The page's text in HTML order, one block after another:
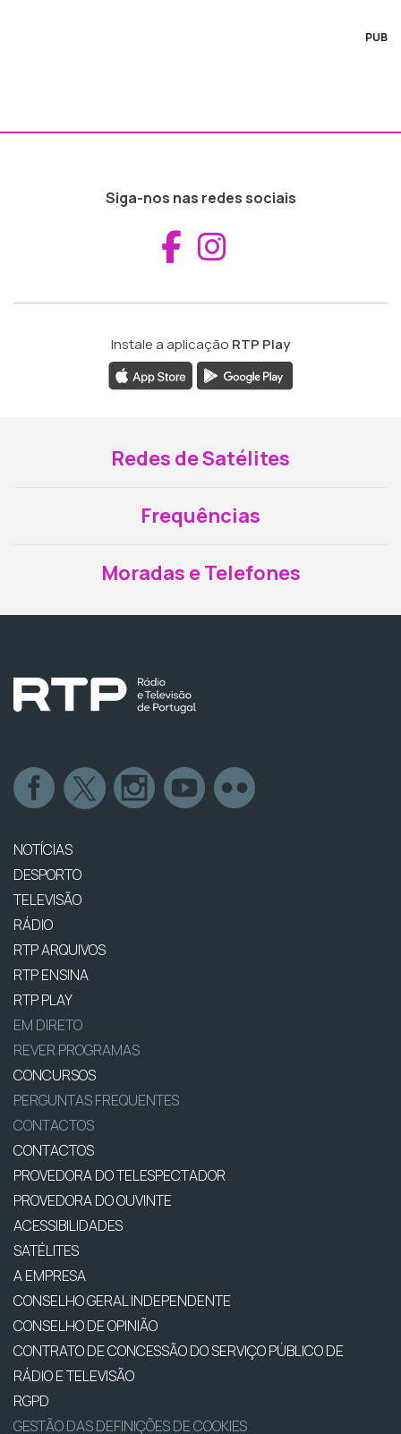
PUB
Siga-nos nas redes sociais
Aceder ao
Instale a aplicação RTP Play
Redes de Satélites
Frequências
Moradas e Telefones
NOTÍCIAS
DESPORTO
TELEVISÃO
RÁDIO
RTP ARQUIVOS
RTP ENSINA
RTP PLAY
EM DIRETO
REVER PROGRAMAS
CONCURSOS
PERGUNTAS FREQUENTES
CONTACTOS
CONTACTOS
PROVEDORA DO TELESPECTADOR
PROVEDORA DO OUVINTE
ACESSIBILIDADES
SATÉLITES
A EMPRESA
CONSELHO GERAL INDEPENDENTE
CONSELHO DE OPINIÃO
CONTRATO DE CONCESSÃO DO SERVIÇO PÚBLICO DE
RÁDIO E TELEVISÃO
RGPD
GESTÃO DAS DEFINIÇÕES DE COOKIES